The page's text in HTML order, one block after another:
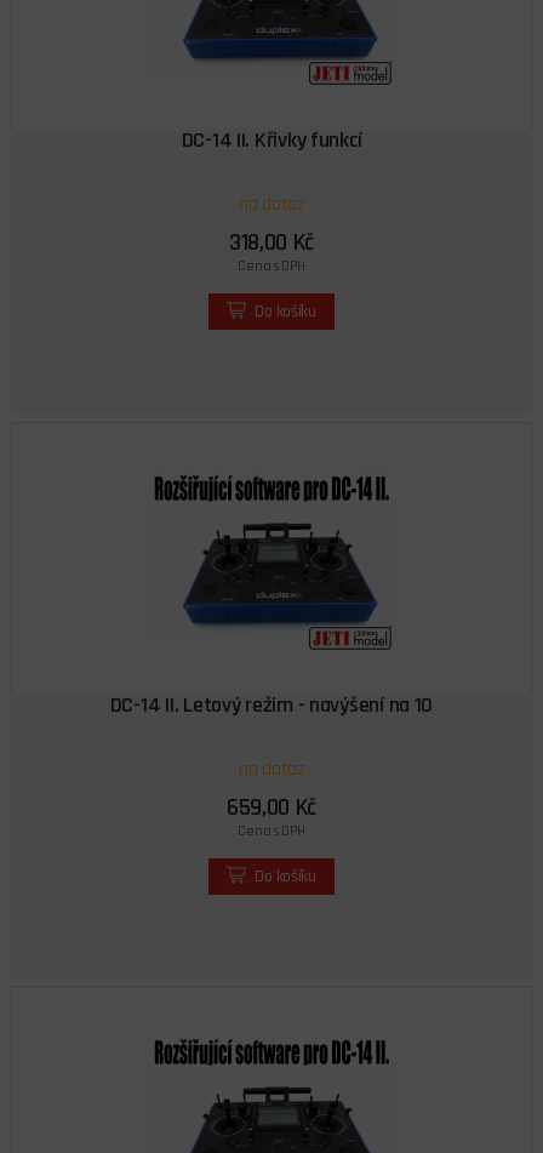
DC-14 II. Křivky funkcí
na dotaz
318,00 Kč
Cena s DPH
Do košíku
DC-14 II. Letový režim - navýšení na 10
na dotaz
659,00 Kč
Cena s DPH
Do košíku